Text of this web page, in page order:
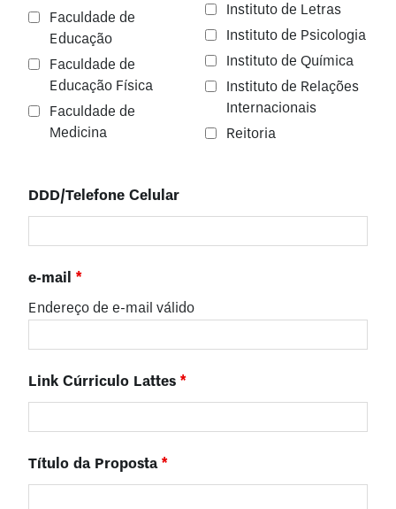
Faculdade de
Educação
Faculdade de
Educação Física
Faculdade de
Medicina
Instituto de Letras
Instituto de Psicologia
Instituto de Química
Instituto de Relações
Internacionais
Reitoria
DDD/Telefone Celular
e-mail *
Endereço de e-mail válido
Link Cúrriculo Lattes *
Título da Proposta *